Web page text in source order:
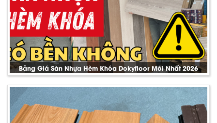
Bảng Giá Sàn Nhựa Hèm Khóa Dokyfloor Mới Nhất 2026